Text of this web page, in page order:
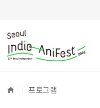
프로그램